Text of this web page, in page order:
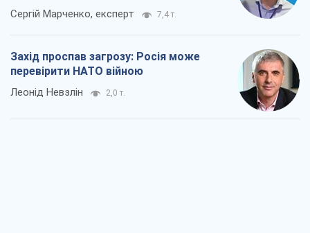
Сергій Марченко, експерт 7,4 т.
Захід проспав загрозу: Росія може
перевірити НАТО війною
Леонід Невзлін 2,0 т.